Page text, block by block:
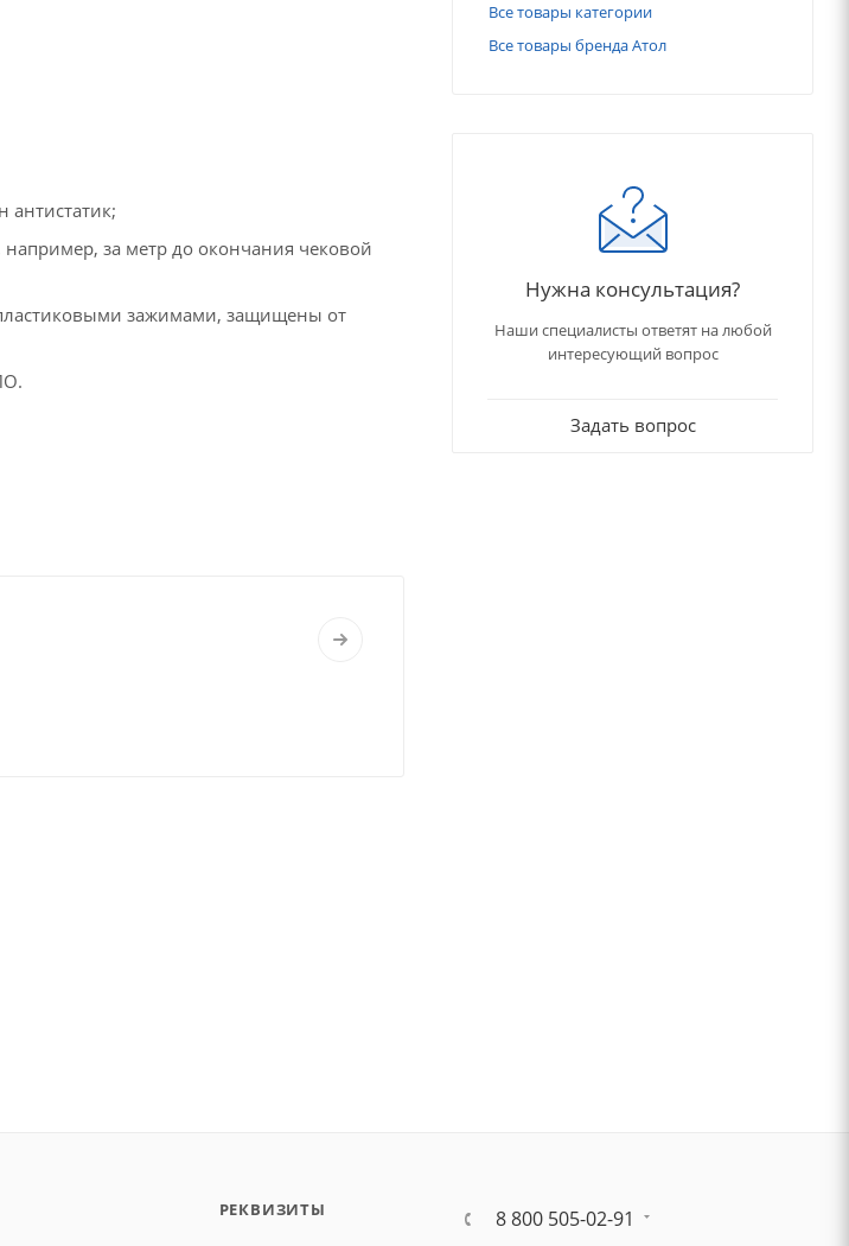
антистатик;
за метр до окончания чековой
зажимами, защищены от
Все товары категории
Все товары бренда Атол
Нужна консультация?
Наши специалисты ответят на любой
интересующий вопрос
Задать вопрос
РЕКВИЗИТЫ 8 800 505-02-91